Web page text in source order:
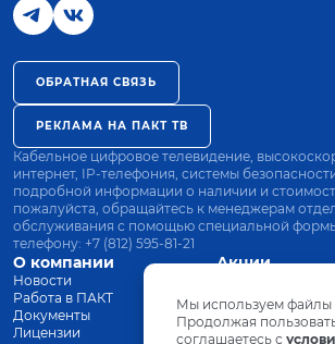
О компании
Новости
Работа в ПАКТ
Документы
Лицензии
Акции
Оплата
ОБРАТНАЯ СВЯЗЬ
РЕКЛАМА НА ПАКТ ТВ
Кабельное цифровое телевидение,
интернет, IP-телефония, системы
подробной информации о наличии и
пожалуйста, обращайтесь к менеджерам
обслуживания с помощью специальной
телефону: +7 (812) 595-81-21
Мы используем файлы
Продолжая
соглашаетесь с